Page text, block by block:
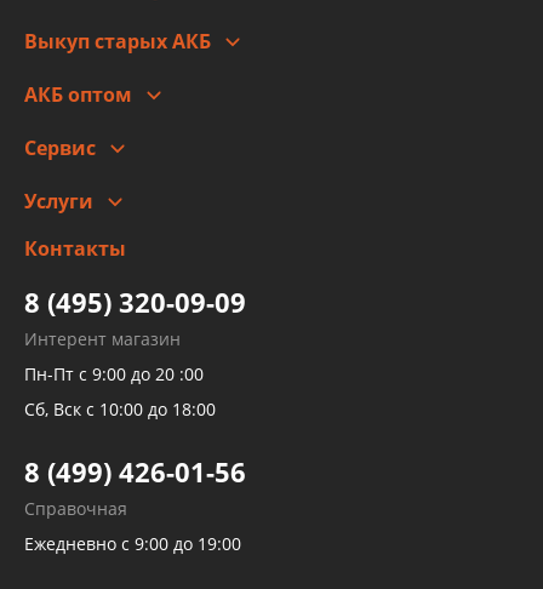
Правовая информация
Оплата
Гарантии и возврат
Выкуп старых АКБ
АКБ оптом
Сервис
Заправка кондиционера авто
Детейлинг
Услуги
высокого давления
Тормозных трубок
Рукавов гидроусилителей
Рукавов компрессоров и турбин
Трубок кондиционеров
Развертка пайка медных стальных
алюминиевых трубок и штуцеров
Контакты
8 (495) 320-09-09
Интерент магазин
Пн-Пт с 9:00 до 20 :00
Сб, Вск с 10:00 до 18:00
8 (499) 426-01-56
Справочная
Ежедневно с 9:00 до 19:00